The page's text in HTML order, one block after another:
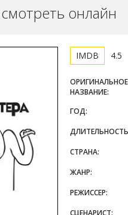
онлайн
4.5
ОРИГИНАЛЬНОЕ
НАЗВАНИЕ:
ГОД:
СТРАНА:
ЖАНР:
РЕЖИССЕР:
СЦЕНАРИСТ: